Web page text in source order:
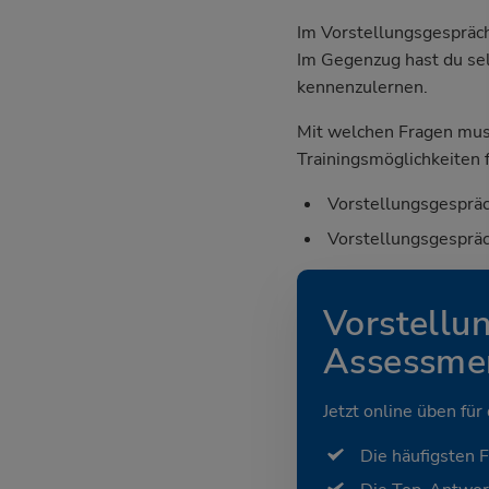
Im
Im Gegenzug hast du
kennenzulernen.
Mit welchen Fragen
Trainingsmöglichkeiten
Jetzt online üben für
Die häufigsten